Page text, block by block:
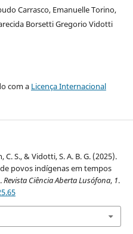
Carrasco, Emanuelle Torino,
Borsetti Gregorio Vidotti
com a Licença Internacional
C. S., & Vidotti, S. A. B. G. (2025).
povos indígenas em tempos
Revista Ciência Aberta Lusófona, 1.